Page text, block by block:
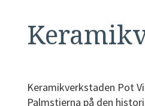
Keramikverkstaden Pot
Palmstierna på den